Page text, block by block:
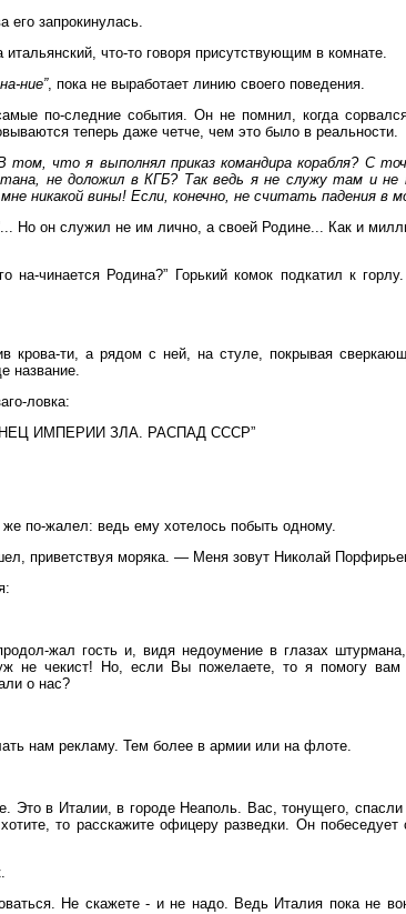
запрокинулась.
что-то говоря присутствующим в комнате.
ние”, пока не выработает линию своего поведения.
по-следние события. Он не помнил, когда
теперь даже четче, чем это было в реальности.
что я выполнял приказ командира корабля? С
не доложил в КГБ? Так ведь я не служу там и не
никакой вины! Если, конечно, не считать падения в
Но он служил не им лично, а своей Родине... Как и
на-чинается Родина?” Горький комок подкатил к
крова-ти, а рядом с ней, на стуле, покрывая
название.
ловка:
ИМПЕРИИ ЗЛА. РАСПАД СССР”
по-жалел: ведь ему хотелось побыть одному.
приветствуя моряка. — Меня зовут Николай
жал гость и, видя недоумение в глазах
не чекист! Но, если Вы пожелаете, то я помогу
о нас?
нам рекламу. Тем более в армии или на флоте.
Это в Италии, в городе Неаполь. Вас, тонущего, спасли
то расскажите офицеру разведки. Он побеседует
Не скажете - и не надо. Ведь Италия пока не